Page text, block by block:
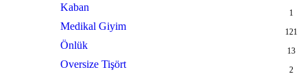
Kaban 1
Medikal Giyim 121
Önlük 13
Oversize Tişört 2